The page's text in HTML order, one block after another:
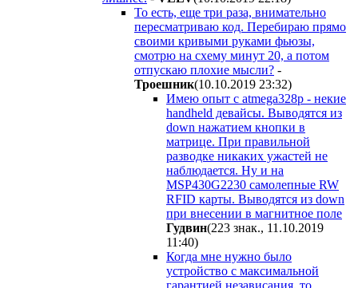
То есть, еще три раза, внимательно
пересматриваю код. Перебираю прямо
своими кривыми руками фьюзы,
смотрю на схему минут 20, а потом
отпускаю плохие мысли? -
Троешник(10.10.2019 23:32)
Имею опыт с atmega328p - некие
handheld девайсы. Выводятся из
down нажатием кнопки в
матрице. При правильной
разводке никаких ужастей не
наблюдается. Ну и на
MSP430G2230 самолепные RW
RFID карты. Выводятся из down
при внесении в магнитное поле
Гудвин(223 знак., 11.10.2019
11:40)
Когда мне нужно было
устройство с максимальной
гарантией независания, то